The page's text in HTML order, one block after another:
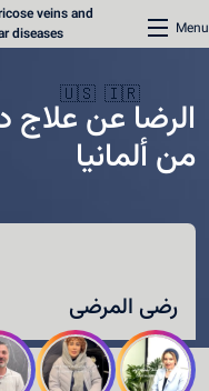
Menu
veins and
diseases
🇮🇷
🇺🇸
عيادة القلب
المحتوى الطبي
الرضا عن
من ألمانيا
رضی المرضى